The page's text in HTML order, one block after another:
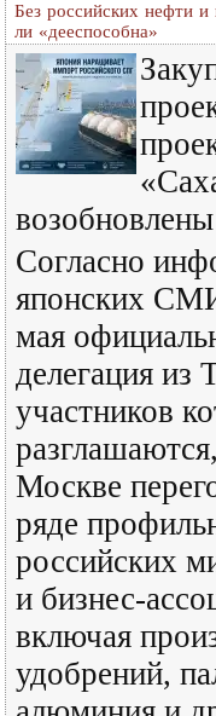
Без российских нефти и
ли «дееспособна»
Согласно
японских
мая
делегация из
участников
Москве
ряде
российских
и бизнес-
включая
удобрений,